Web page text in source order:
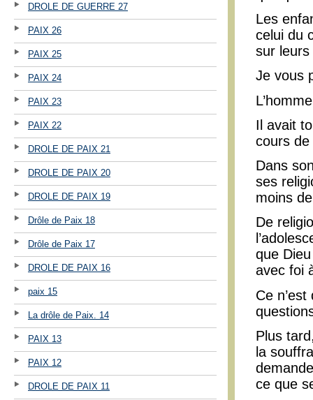
DROLE DE GUERRE 27
PAIX 26
PAIX 25
PAIX 24
PAIX 23
PAIX 22
DROLE DE PAIX 21
DROLE DE PAIX 20
DROLE DE PAIX 19
Drôle de Paix 18
Drôle de Paix 17
DROLE DE PAIX 16
paix 15
La drôle de Paix. 14
PAIX 13
PAIX 12
DROLE DE PAIX 11
Les
celui du
sur
Je vous
Il avait
cours
Dans
ses
moins
De
que
avec foi
Ce
Plus
la
ce que